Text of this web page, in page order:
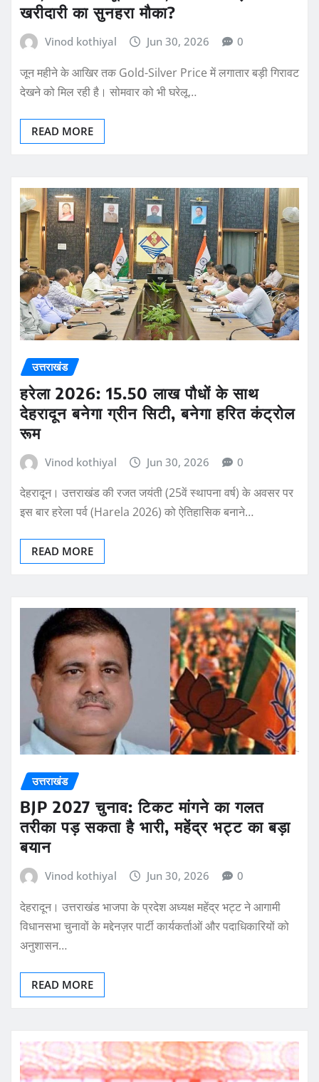
खरीदारी का सुनहरा मौका?
Vinod kothiyal Jun 30, 2026 0
जून महीने के आखिर तक Gold-Silver Price में लगातार बड़ी गिरावट
देखने को मिल रही है। सोमवार को भी घरेलू…
READ MORE
उत्तराखंड
हरेला 2026: 15.50 लाख पौधों के साथ
देहरादून बनेगा ग्रीन सिटी, बनेगा हरित कंट्रोल
रूम
Vinod kothiyal Jun 30, 2026 0
देहरादून। उत्तराखंड की रजत जयंती (25वें स्थापना वर्ष) के अवसर पर
इस बार हरेला पर्व (Harela 2026) को ऐतिहासिक बनाने…
READ MORE
उत्तराखंड
BJP 2027 चुनाव: टिकट मांगने का गलत
तरीका पड़ सकता है भारी, महेंद्र भट्ट का बड़ा
बयान
Vinod kothiyal Jun 30, 2026 0
देहरादून। उत्तराखंड भाजपा के प्रदेश अध्यक्ष महेंद्र भट्ट ने आगामी
विधानसभा चुनावों के मद्देनज़र पार्टी कार्यकर्ताओं और पदाधिकारियों को
अनुशासन…
READ MORE